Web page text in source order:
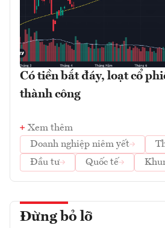
Có tiền bắt đáy, loạt cổ
thành công
Xem thêm
Doanh nghiệp niêm yết
Đầu tư
Quốc tế
Đừng bỏ lỡ